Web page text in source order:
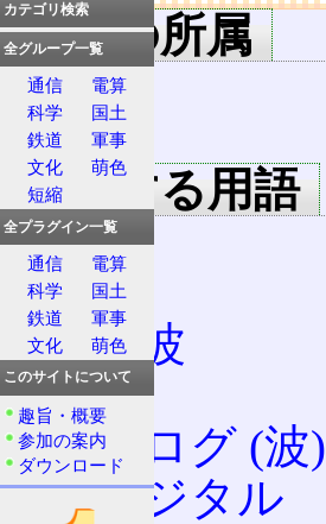
用語の所属
変調
PM
関連する用語
PSK
位相
正弦波
信号
アナログ (波)
ディジタル
カテゴリ検索
全グループ一覧
通信
電算
科学
国土
鉄道
軍事
文化
萌色
短縮
全プラグイン一覧
通信
電算
科学
国土
鉄道
軍事
文化
萌色
このサイトについて
趣旨・概要
参加の案内
ダウンロード